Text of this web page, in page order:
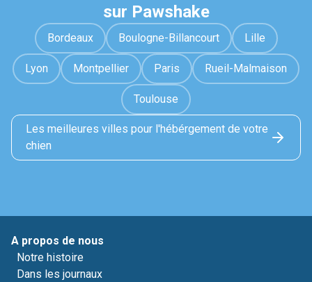
sur Pawshake
Bordeaux Boulogne-Billancourt Lille
Lyon Montpellier Paris Rueil-Malmaison
Toulouse
Les meilleures villes pour l'hébérgement de votre
chien
A propos de nous
Notre histoire
Dans les journaux